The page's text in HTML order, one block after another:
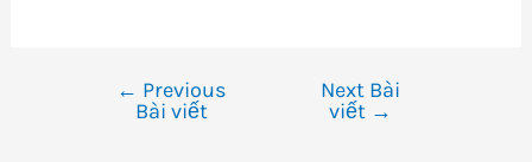
← Previous
Bài viết
Next Bài
viết →